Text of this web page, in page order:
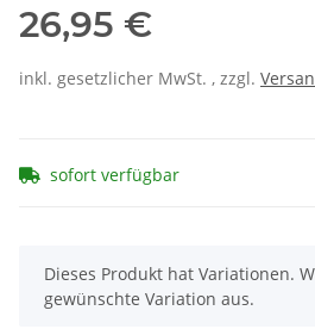
26,95 €
inkl. gesetzlicher MwSt. , zzgl.
sofort verfügbar
x
Dieses Produkt hat Variationen.
gewünschte Variation aus.